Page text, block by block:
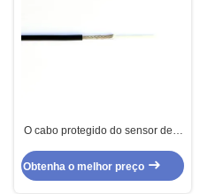
O cabo protegido do sensor de 2
de cobre
Obtenha o melhor preço